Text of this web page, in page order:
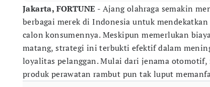
Jakarta, FORTUNE - Ajang olahraga semakin
berbagai merek di Indonesia untuk
calon konsumennya. Meskipun memerlukan
matang, strategi ini terbukti efektif dalam
loyalitas pelanggan. Mulai dari jenama
produk perawatan rambut pun tak luput